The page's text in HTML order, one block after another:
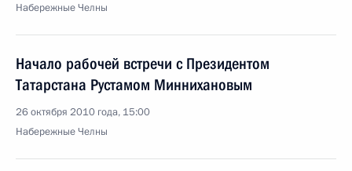
Набережные Челны
Начало рабочей встречи с Президентом
Татарстана Рустамом Миннихановым
26 октября 2010 года, 15:00
Набережные Челны